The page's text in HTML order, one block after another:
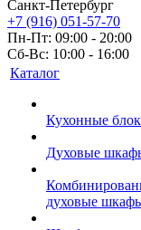
Санкт-Петербург
+7 (916) 051-57-70
Пн-Пт: 09:00 - 20:00
Сб-Вс: 10:00 - 16:00
Каталог
Кухонные
Духовые
духовые